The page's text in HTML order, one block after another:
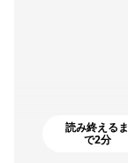
読み終えるま
で2分